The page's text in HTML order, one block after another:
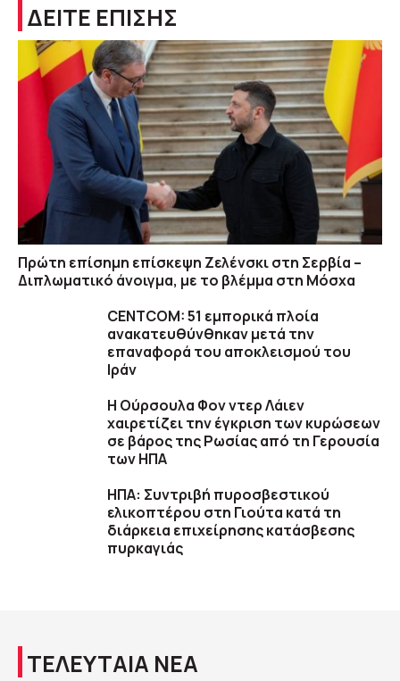
ΔΕΙΤΕ ΕΠΙΣΗΣ
Πρώτη επίσημη επίσκεψη Ζελένσκι στη Σερβία –
Διπλωματικό άνοιγμα, με το βλέμμα στη Μόσχα
CENTCOM: 51 εμπορικά πλοία
ανακατευθύνθηκαν μετά την
επαναφορά του αποκλεισμού του
Ιράν
Η Ούρσουλα Φον ντερ Λάιεν
χαιρετίζει την έγκριση των κυρώσεων
σε βάρος της Ρωσίας από τη Γερουσία
των ΗΠΑ
ΗΠΑ: Συντριβή πυροσβεστικού
ελικοπτέρου στη Γιούτα κατά τη
διάρκεια επιχείρησης κατάσβεσης
πυρκαγιάς
ΤΕΛΕΥΤΑΙΑ ΝΕΑ